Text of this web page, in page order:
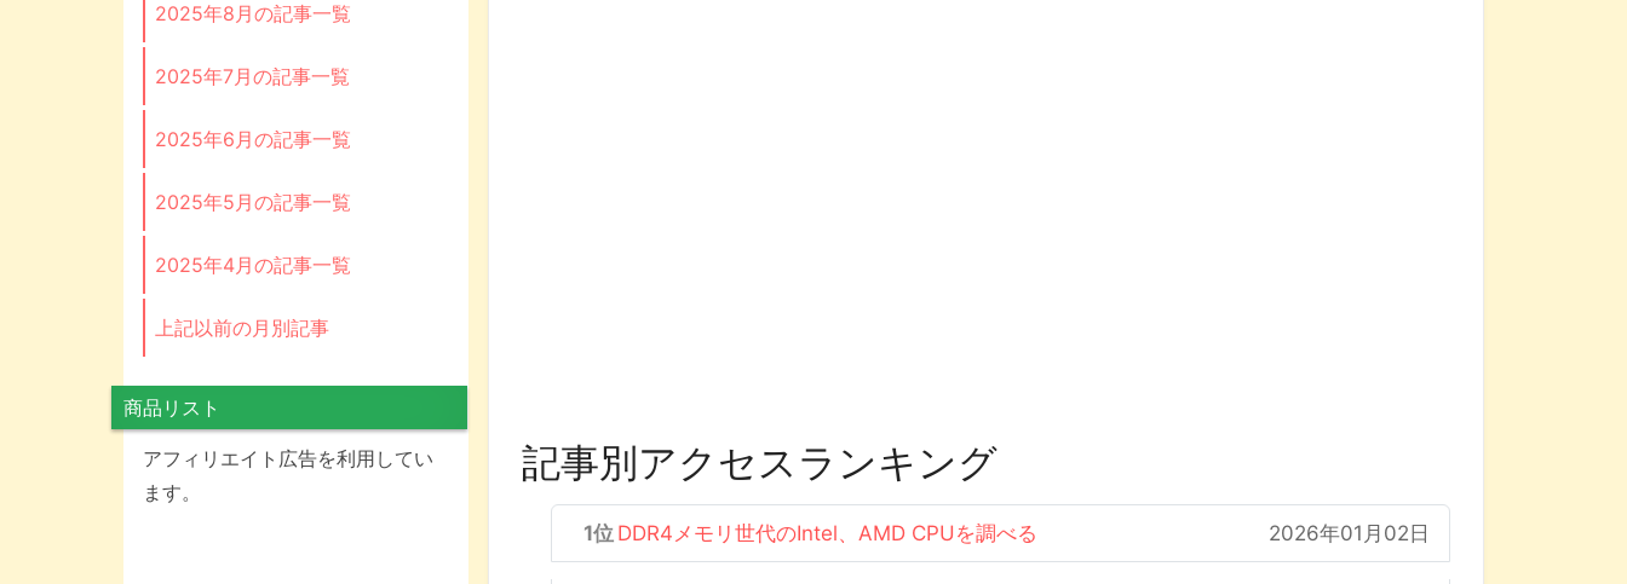
記事別アクセスランキング
DDR4メモリ世代のIntel、AMD CPUを調べる 2026年01月02日
2025年8月の記事一覧
2025年7月の記事一覧
2025年6月の記事一覧
2025年5月の記事一覧
2025年4月の記事一覧
上記以前の月別記事
商品リスト
アフィリエイト広告を利用してい
ます。